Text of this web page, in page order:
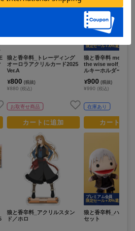
狼と香辛料_トレーディング
オーロラアクリルカード2025
Ver.A
¥800 (税抜)
¥880 (税込)
お取寄せ商品
カートに追加
狼と香辛料_アクリルスタン
ド／ホロ
限定セール +70%還元
狼と香辛料
the wise wolf_SNS
ルキーホルダー ホロ
¥900 (税抜)
¥990 (税込)
在庫あり
カートに
プレミアム会員
限定セール +70%還元
狼と香辛料_ハンド
セット